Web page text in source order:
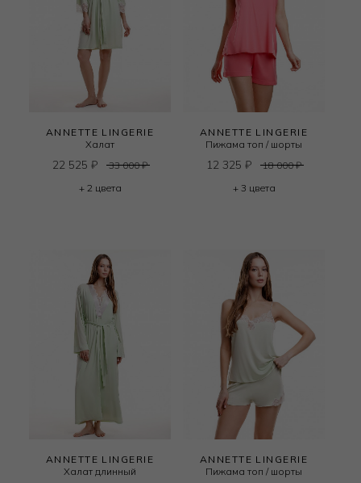
ANNETTE LINGERIE
Халат
22 525 ₽ 33 000₽
+ 2 цвета
ANNETTE LINGERIE
Пижама топ / шорты
12 325 ₽ 18 000₽
+ 3 цвета
ANNETTE LINGERIE
Халат длинный
ANNETTE LINGERIE
Пижама топ / шорты